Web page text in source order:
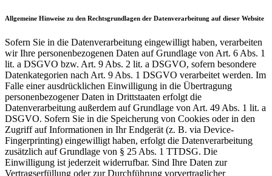
Allgemeine Hinweise zu den Rechtsgrundlagen der Datenverarbeitung auf dieser Website
Sofern Sie in die Datenverarbeitung eingewilligt haben, verarbeiten
wir Ihre personenbezogenen Daten auf Grundlage von Art. 6 Abs. 1
lit. a DSGVO bzw. Art. 9 Abs. 2 lit. a DSGVO, sofern besondere
Datenkategorien nach Art. 9 Abs. 1 DSGVO verarbeitet werden. Im
Falle einer ausdrücklichen Einwilligung in die Übertragung
personenbezogener Daten in Drittstaaten erfolgt die
Datenverarbeitung außerdem auf Grundlage von Art. 49 Abs. 1 lit. a
DSGVO. Sofern Sie in die Speicherung von Cookies oder in den
Zugriff auf Informationen in Ihr Endgerät (z. B. via Device-
Fingerprinting) eingewilligt haben, erfolgt die Datenverarbeitung
zusätzlich auf Grundlage von § 25 Abs. 1 TTDSG. Die
Einwilligung ist jederzeit widerrufbar. Sind Ihre Daten zur
Vertragserfüllung oder zur Durchführung vorvertraglicher